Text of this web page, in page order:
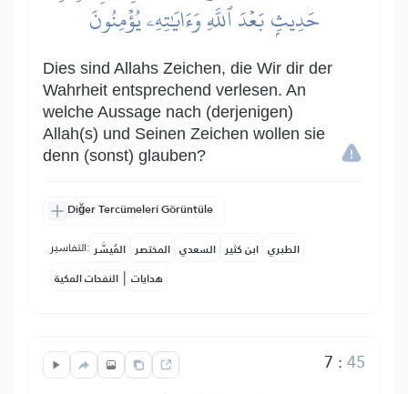
حَدِيثِۭ بَعۡدَ ٱللَّهِ وَءَايَٰتِهِۦ يُؤۡمِنُونَ
Dies sind Allahs Zeichen, die Wir dir der
Wahrheit entsprechend verlesen. An
welche Aussage nach (derjenigen)
Allah(s) und Seinen Zeichen wollen sie
denn (sonst) glauben?
Diğer Tercümeleri Görüntüle
التفاسير: المُيسَّر المختصر السعدي ابن كثير الطبري
النفحات المكية | هدايات
7 :45